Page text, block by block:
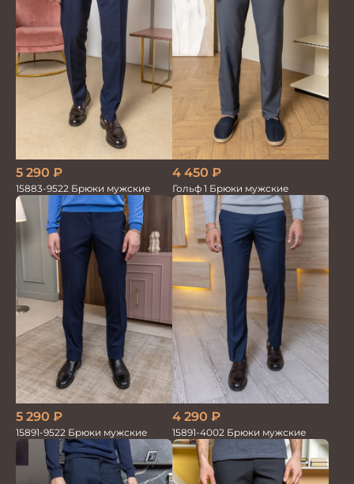
5 290 ₽
15883-9522 Брюки мужские
4 450 ₽
Гольф 1 Брюки мужские
5 290 ₽
15891-9522 Брюки мужские
4 290 ₽
15891-4002 Брюки мужские